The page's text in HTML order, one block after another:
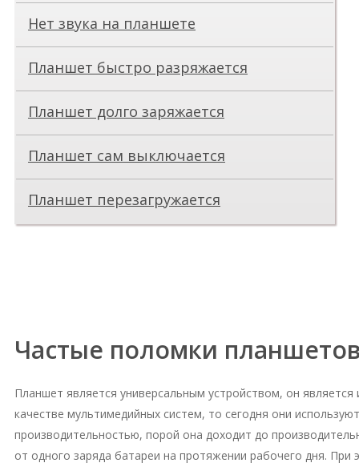
Нет звука на планшете
Планшет быстро разряжается
Планшет долго заряжается
Планшет сам выключается
Планшет перезагружается
Частые поломки
Планшет является универсальным устройством, он
качестве мультимедийных систем, то сегодня они
производительностью, порой она доходит до
от одного заряда батареи на протяжении рабочего дня.